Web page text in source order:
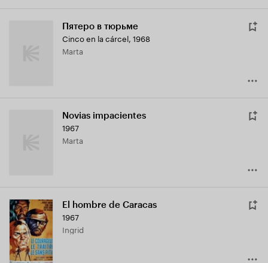
Пятеро в тюрьме
Cinco en la cárcel, 1968
Marta
Novias impacientes
1967
Marta
El hombre de Caracas
1967
Ingrid